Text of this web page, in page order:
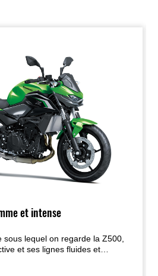
et intense
sous lequel on regarde la Z500,
et ses lignes fluides et